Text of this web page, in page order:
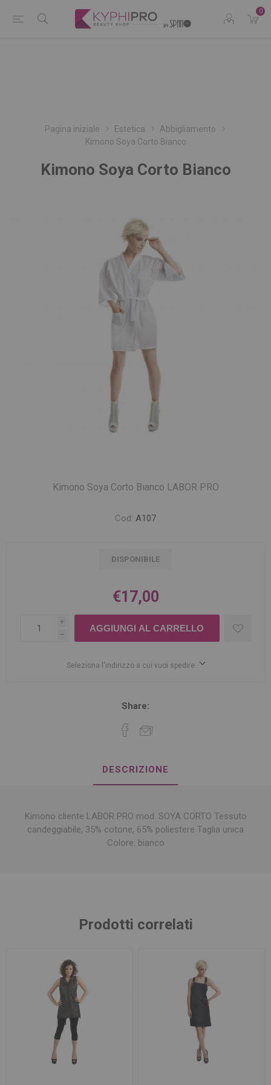
0
Pagina iniziale Estetica
Abbigliamento
Kimono Soya Corto Bianco
Kimono Soya Corto Bianco
Kimono Soya Corto Bianco LABOR PRO
Cod: A107
DISPONIBILE
€17,00
i
h
Seleziona l'indirizzo a cui vuoi spedire
Share:
DESCRIZIONE
Kimono cliente LABOR PRO mod. SOYA CORTO Tessuto
candeggiabile, 35% cotone, 65% poliestere Taglia unica
Colore: bianco
Prodotti correlati